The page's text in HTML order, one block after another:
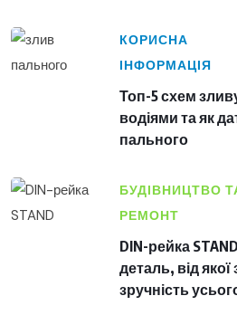
КОРИСНА
ІНФОРМАЦІЯ
Топ-5 схем
водіями та як
пального
БУДІВНИЦТВО
РЕМОНТ
DIN-рейка
деталь, від
зручність